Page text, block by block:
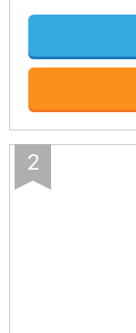
2